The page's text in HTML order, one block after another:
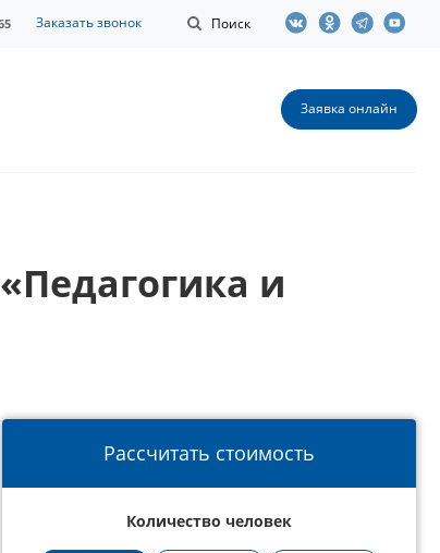
Поиск
Заказать звонок
Заявка онлайн
и
Рассчитать стоимость
Количество человек